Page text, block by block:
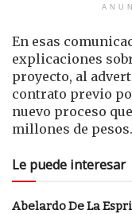
En esas
explicaciones
proyecto, al
contrato previo
nuevo proceso
millones de pesos.
Le puede interesar
Abelardo De La